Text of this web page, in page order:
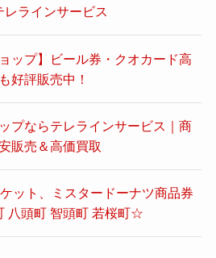
ラインサービス
ップ】ビール券・クオカード高
好評販売中！
プならテレラインサービス｜商
販売＆高価買取
ット、ミスタードーナツ商品券
八頭町 智頭町 若桜町☆